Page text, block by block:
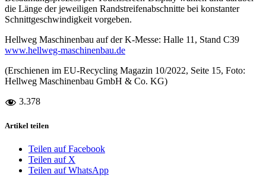
die Länge der jeweiligen Randstreifenabschnitte bei konstanter
Schnittgeschwindigkeit vorgeben.
Hellweg Maschinenbau auf der K-Messe: Halle 11, Stand C39
www.hellweg-maschinenbau.de
(Erschienen im EU-Recycling Magazin 10/2022, Seite 15, Foto:
Hellweg Maschinenbau GmbH & Co. KG)
3.378
Artikel teilen
Teilen auf Facebook
Teilen auf X
Teilen auf WhatsApp